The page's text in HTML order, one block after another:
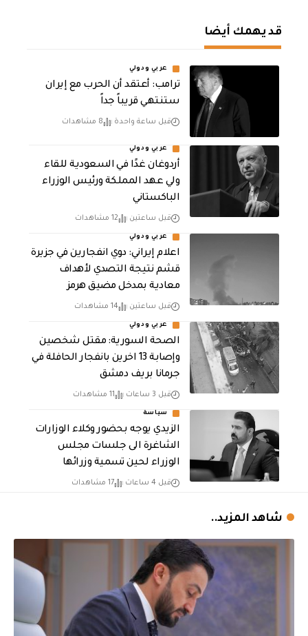
قد يهمك أيضا
عربي ودولي
‏ترامب: أعتقد أن الحرب مع إيران
ستنتهي قريباً جداً
قبل ساعة واحدة 8 مشاهدات
عربي ودولي
أردوغان غدًا في السعودية للقاء
ولي عهد المملكة ورئيس الوزراء
الباكستاني
قبل ساعتين 12 مشاهدات
عربي ودولي
اعلام إيراني: دوي انفجارين في جزيرة
قشم نتيجة التصدي لأهداف
معادية بمدخل مضيق هرمز
قبل ساعتين 14 مشاهدات
عربي ودولي
الصحة السورية: مقتل شخصين
وإصابة 13 اخرين بانفجار الحافلة في
جرمانا بريف دمشق
قبل 3 ساعات 11 مشاهدات
سياسة
الزيدي يوجه بحضور وكلاء الوزارات
الشاغرة الى جلسات مجلس
الوزراء لحين تسمية وزرائها
قبل 4 ساعات 17 مشاهدات
شاهد المزيد..